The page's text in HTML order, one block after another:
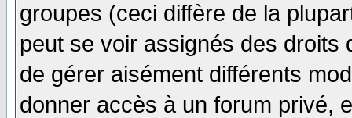
groupes (ceci diffère de la
peut se voir assignés des
de gérer aisément différents
donner accès à un forum privé,